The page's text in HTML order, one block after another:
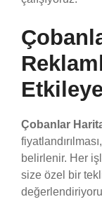
Çobanlar
belirlenir. Her
size özel bir